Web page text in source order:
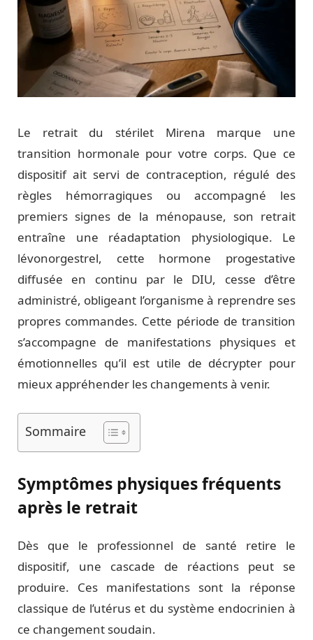
Le retrait du stérilet Mirena marque une
transition hormonale pour votre corps. Que ce
dispositif ait servi de contraception, régulé des
règles hémorragiques ou accompagné les
premiers signes de la ménopause, son retrait
entraîne une réadaptation physiologique. Le
lévonorgestrel, cette hormone progestative
diffusée en continu par le DIU, cesse d’être
administré, obligeant l’organisme à reprendre ses
propres commandes. Cette période de transition
s’accompagne de manifestations physiques et
émotionnelles qu’il est utile de décrypter pour
mieux appréhender les changements à venir.
Sommaire
Symptômes physiques fréquents
après le retrait
Dès que le professionnel de santé retire le
dispositif, une cascade de réactions peut se
produire. Ces manifestations sont la réponse
classique de l’utérus et du système endocrinien à
ce changement soudain.